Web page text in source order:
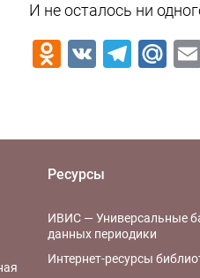
И не осталось ни
VK
Ресурсы
ИВИС — Универсальные
данных периодики
Интернет-ресурсы